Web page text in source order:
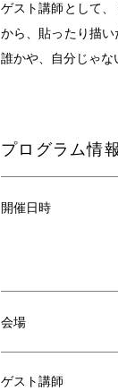
ゲスト講師として
から、貼ったり描
誰かや、自分じゃな
プログラム情
開催日時
会場
ゲスト講師